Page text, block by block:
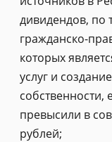
дивидендов, по
гражданско-
которых
услуг и
собственности,
превысили в
рублей;